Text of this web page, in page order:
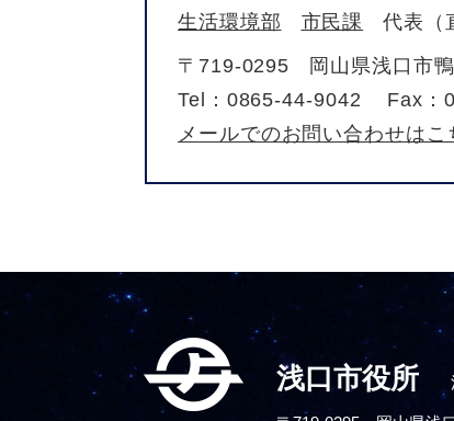
生活環境部 市民課
代表（
〒719-0295
岡山県浅口市
Tel：0865-44-9042
Fax：
メールでのお問い合わせはこ
浅口市役所